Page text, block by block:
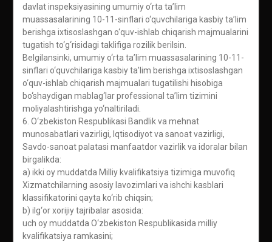
davlat inspeksiyasining umumiy o‘rta ta’lim
muassasalarining 10-11-sinflari o‘quvchilariga kasbiy ta’lim
berishga ixtisoslashgan o‘quv-ishlab chiqarish majmualarini
tugatish to‘g‘risidagi taklifiga rozilik berilsin.
Belgilansinki, umumiy o‘rta ta’lim muassasalarining 10-11-
sinflari o‘quvchilariga kasbiy ta’lim berishga ixtisoslashgan
o‘quv-ishlab chiqarish majmualari tugatilishi hisobiga
bo‘shaydigan mablag‘lar professional ta’lim tizimini
moliyalashtirishga yo‘naltiriladi.
6. O‘zbekiston Respublikasi Bandlik va mehnat
munosabatlari vazirligi, Iqtisodiyot va sanoat vazirligi,
Savdo-sanoat palatasi manfaatdor vazirlik va idoralar bilan
birgalikda:
a) ikki oy muddatda Milliy kvalifikatsiya tizimiga muvofiq
Xizmatchilarning asosiy lavozimlari va ishchi kasblari
klassifikatorini qayta ko‘rib chiqsin;
b) ilg‘or xorijiy tajribalar asosida:
uch oy muddatda O‘zbekiston Respublikasida milliy
kvalifikatsiya ramkasini;